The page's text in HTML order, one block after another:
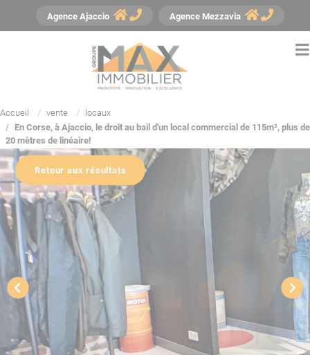
Agence Ajaccio Agence Mezzavia
Accueil vente
locaux
En Corse, à Ajaccio, le droit au bail d'un local commercial de 115m², plus de
20 mètres de linéaire!
YouTube est désactivé.
Retour aux résultats
Panneau de gestion des cookies